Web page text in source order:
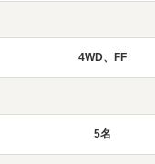
4WD、FF
5名